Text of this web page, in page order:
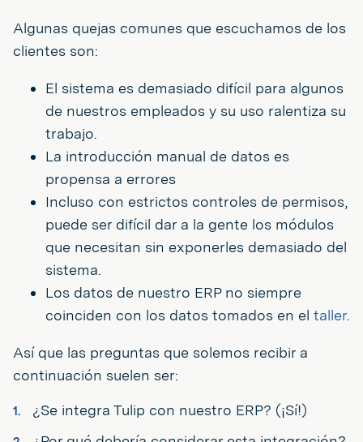
Algunas quejas comunes que escuchamos de los
clientes son:
El sistema es demasiado difícil para algunos
de nuestros empleados y su uso ralentiza su
trabajo.
La introducción manual de datos es
propensa a errores
Incluso con estrictos controles de permisos,
puede ser difícil dar a la gente los módulos
que necesitan sin exponerles demasiado del
sistema.
Los datos de nuestro ERP no siempre
coinciden con los datos tomados en el taller.
Así que las preguntas que solemos recibir a
continuación suelen ser:
¿Se integra Tulip con nuestro ERP? (¡Sí!)